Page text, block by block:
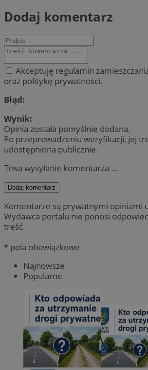
Dodaj komentarz
Akceptuję regulamin
oraz politykę prywatności.
Błąd:
Wynik:
Opinia została pomyślnie dodana.
Po przeprowadzeniu weryfikacji, jej
udostępniona publicznie.
Trwa wysyłanie komentarza ...
Dodaj komentarz
Komentarze są prywatnymi opiniami
Wydawca portalu nie ponosi
treść.
* pola obowiązkowe
Najnowsze
Popularne